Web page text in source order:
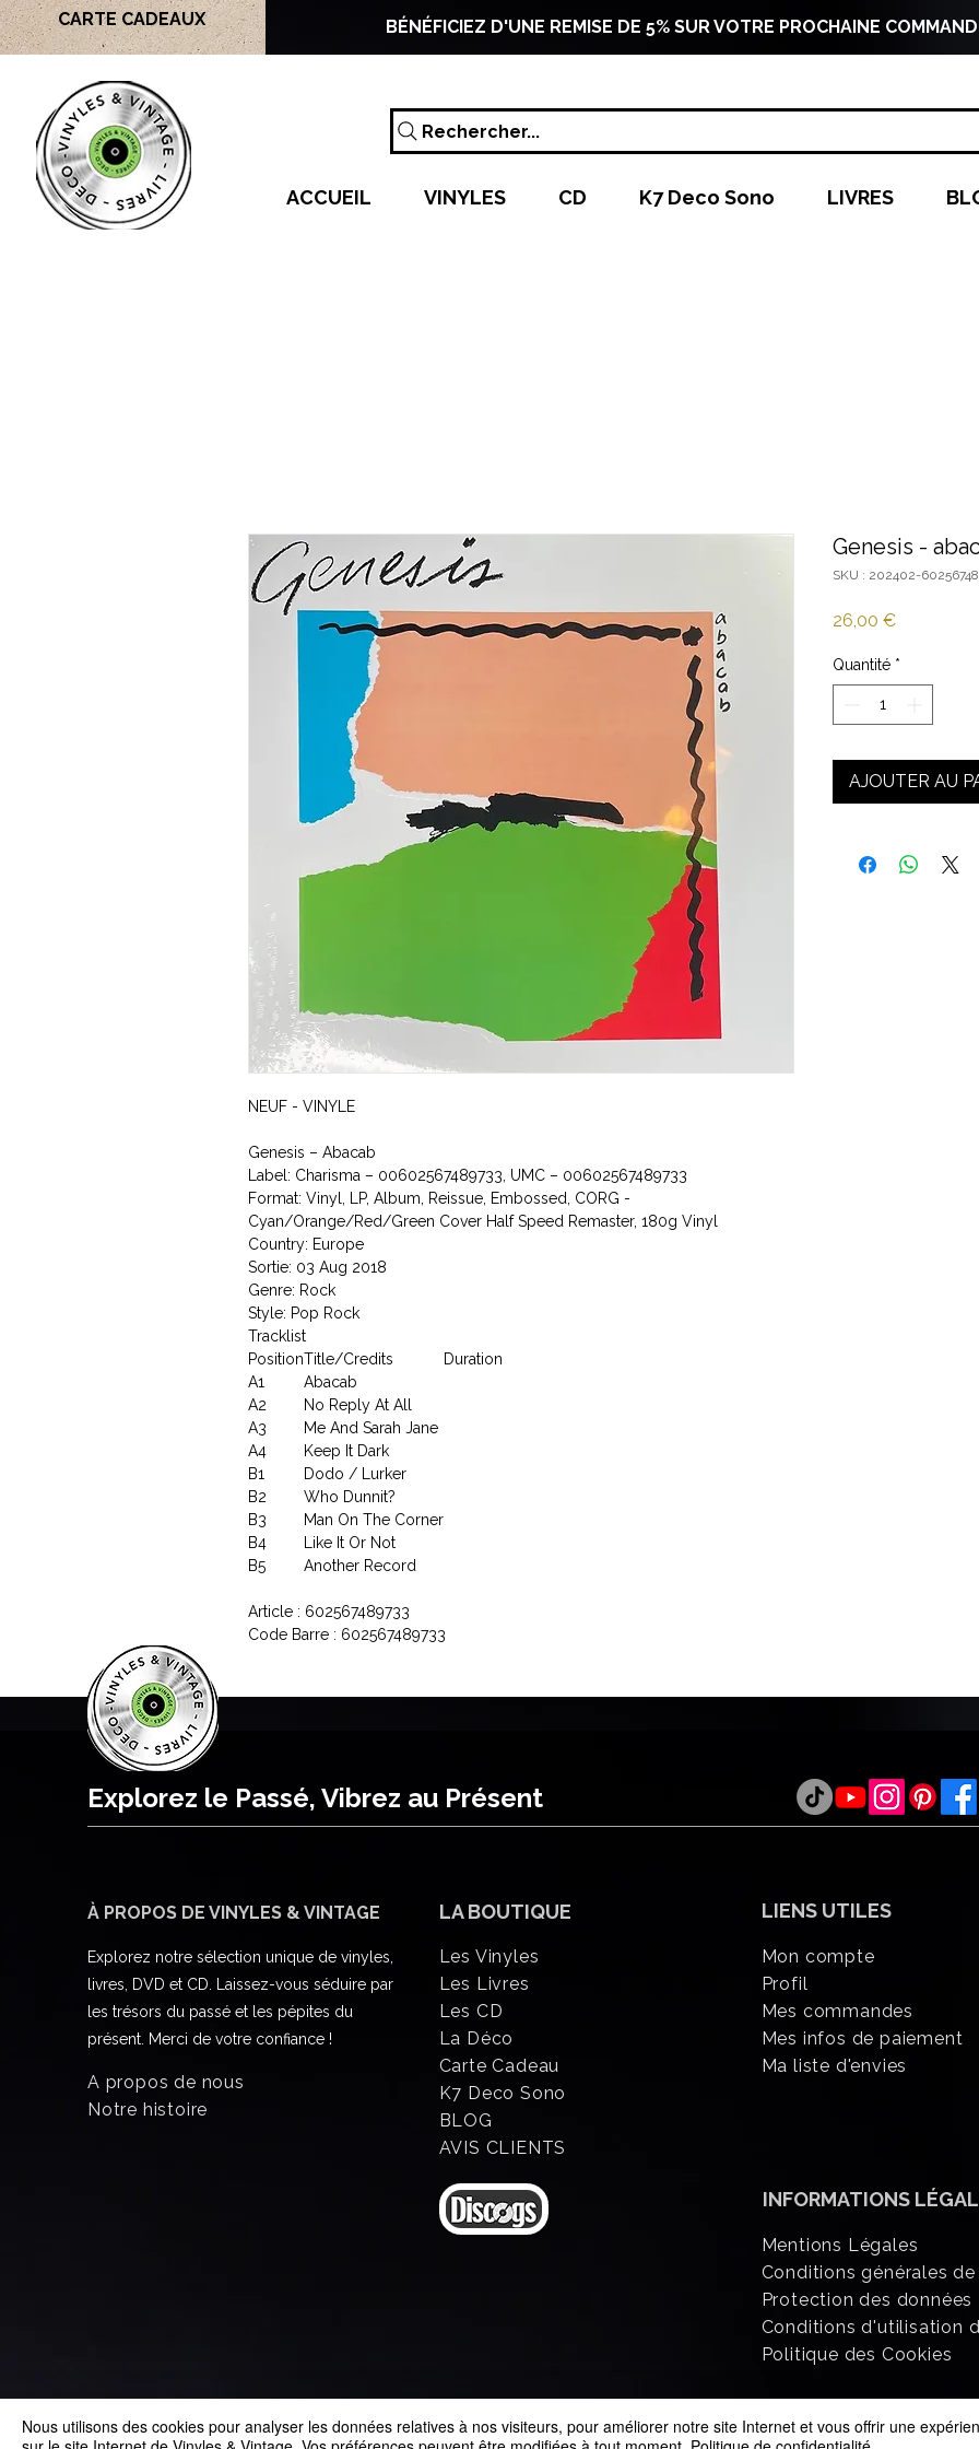
CARTE CADEAUX BÉNÉFICIEZ D'UNE REMISE DE 5% SUR VOTRE PROCHAINE
Rechercher...
ACCUEIL VINYLES CD K7 Deco Sono LIVRES
NEUF - VINYLE
Genesis ‎– Abacab
Label: Charisma ‎– 00602567489733, UMC ‎– 00602567489733
Format: Vinyl, LP, Album, Reissue, Embossed, CORG -
Cyan/Orange/Red/Green Cover Half Speed Remaster, 180g Vinyl
Country: Europe
Sortie: 03 Aug 2018
Genre: Rock
Style: Pop Rock
Tracklist
PositionTitle/Credits
Duration
A1
Abacab
A2
No Reply At All
A3
Me And Sarah Jane
A4
Keep It Dark
B1
Dodo / Lurker
B2
Who Dunnit?
B3
Man On The Corner
B4
Like It Or Not
B5
Another Record
Article : 602567489733
Code Barre : 602567489733
Genesis -
SKU : 202402-
26,00 €Prix
Quantité *
AJOUTER AU
Explorez le Passé, Vibrez au Présent
À PROPOS DE VINYLES & VINTAGE
Explorez notre sélection unique de vinyles,
livres, DVD et CD. Laissez-vous séduire par
les trésors du passé et les pépites du
présent. Merci de votre confiance !
A propos de nous
Notre histoire
LA BOUTIQUE
Les Vinyles
Les Livres
Les CD
La Déco
Carte Cadeau
K7 Deco Sono
BLOG
AVIS CLIENTS
LIENS UTILES
Mon compte
Profil
Mes commandes
Mes infos de paiement
Ma liste d'envies
INFORMATIONS
Mentions Légales
Conditions générales
Protection des données
Conditions d'utilisation
Politique des Cookies
© 2025 Vinyles & Vintage
Nous utilisons des cookies pour analyser les données relatives à nos visiteurs, pour améliorer notre site Internet et vous offrir une